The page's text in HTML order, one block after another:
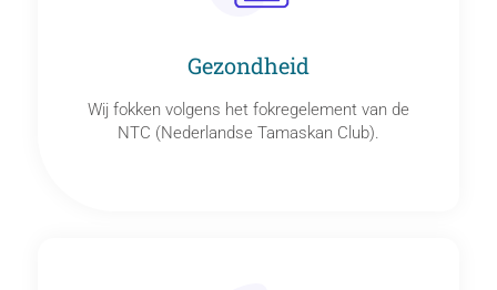
Gezondheid
Wij fokken volgens het fokregelement van de
NTC (Nederlandse Tamaskan Club).